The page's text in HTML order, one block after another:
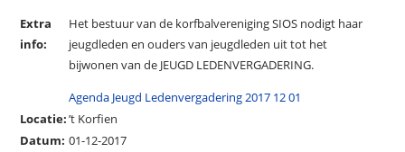
Extra
info:
Het bestuur van de korfbalvereniging SIOS nodigt haar
jeugdleden en ouders van jeugdleden uit tot het
bijwonen van de JEUGD LEDENVERGADERING.
Agenda Jeugd Ledenvergadering 2017 12 01
Locatie:’t Korfien
Datum: 01-12-2017